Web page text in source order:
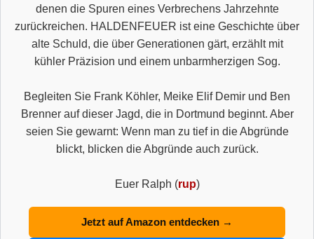
denen die Spuren eines Verbrechens Jahrzehnte
zurückreichen. HALDENFEUER ist eine Geschichte über
alte Schuld, die über Generationen gärt, erzählt mit
kühler Präzision und einem unbarmherzigen Sog.
Begleiten Sie Frank Köhler, Meike Elif Demir und Ben
Brenner auf dieser Jagd, die in Dortmund beginnt. Aber
seien Sie gewarnt: Wenn man zu tief in die Abgründe
blickt, blicken die Abgründe auch zurück.
Euer Ralph (rup)
Jetzt auf Amazon entdecken →